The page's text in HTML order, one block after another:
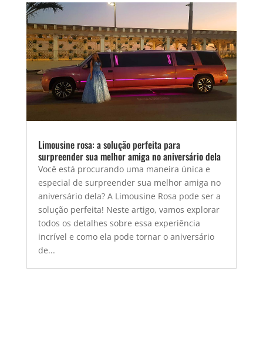
Limousine rosa: a solução perfeita para
surpreender sua melhor amiga no aniversário dela
Você está procurando uma maneira única e
especial de surpreender sua melhor amiga no
aniversário dela? A Limousine Rosa pode ser a
solução perfeita! Neste artigo, vamos explorar
todos os detalhes sobre essa experiência
incrível e como ela pode tornar o aniversário
de...